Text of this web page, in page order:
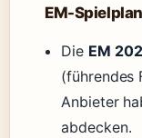
EM-
Die EM
(führendes
Anbieter
abdecken.